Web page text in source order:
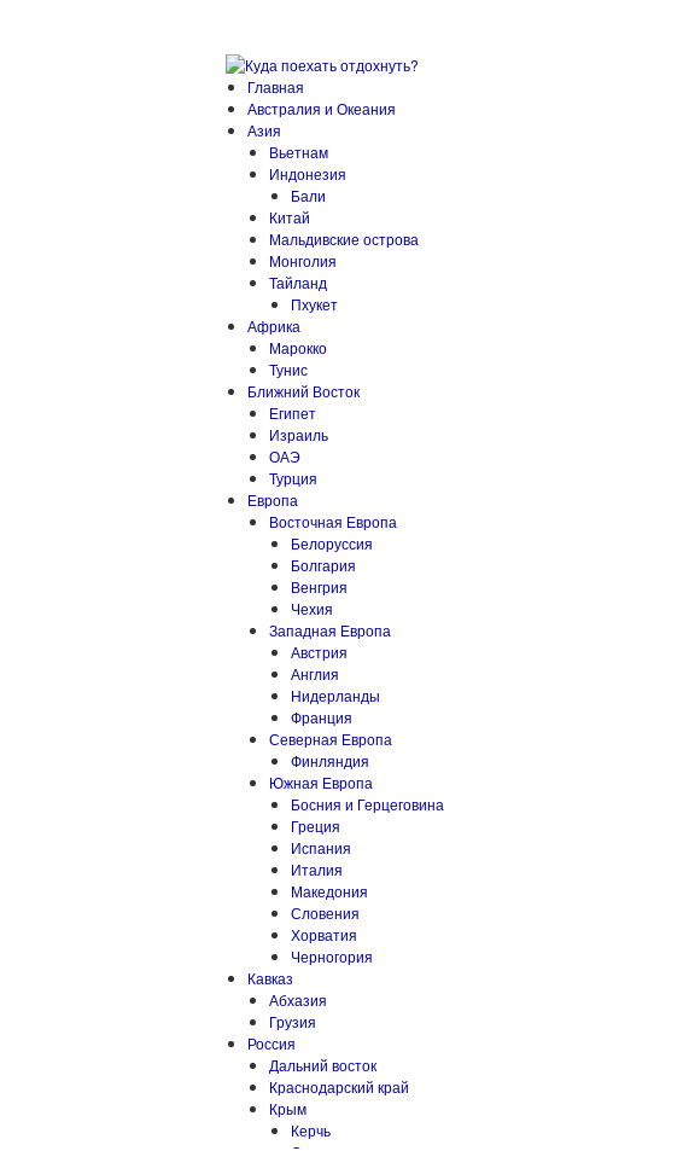
Главная
Австралия и Океания
Азия
Вьетнам
Индонезия
Бали
Китай
Мальдивские острова
Монголия
Тайланд
Пхукет
Африка
Марокко
Тунис
Ближний Восток
Египет
Израиль
ОАЭ
Турция
Европа
Восточная Европа
Белоруссия
Болгария
Венгрия
Чехия
Западная Европа
Австрия
Англия
Нидерланды
Франция
Северная Европа
Финляндия
Южная Европа
Босния и Герцеговина
Греция
Испания
Италия
Македония
Словения
Хорватия
Черногория
Кавказ
Абхазия
Грузия
Россия
Дальний восток
Краснодарский край
Крым
Керчь